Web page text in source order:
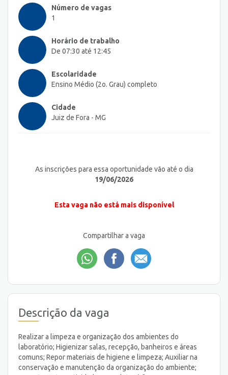
Número de vagas
1
Horário de trabalho
De 07:30 até 12:45
Escolaridade
Ensino Médio (2o. Grau) completo
Cidade
Juiz de Fora - MG
As inscrições para essa oportunidade vão até o dia
19/06/2026
Esta vaga não está mais disponível
Compartilhar a vaga
Descrição da vaga
Realizar a limpeza e organização dos ambientes do
laboratório; Higienizar salas, recepção, banheiros e áreas
comuns; Repor materiais de higiene e limpeza; Auxiliar na
conservação e manutenção da organização do ambiente;